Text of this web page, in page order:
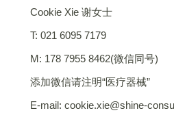
Cookie Xie 谢女士
T: 021 6095 7179
M: 178 7955 8462(微信同号)
添加微信请注明“医疗器械”
E-mail: cookie.xie@shine-